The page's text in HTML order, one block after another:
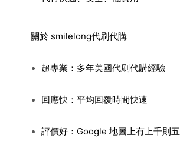
關於 smilelong代刷代購
超專業：多年美國代刷代購經驗
回應快：平均回覆時間快速
評價好：Google 地圖上有上千則